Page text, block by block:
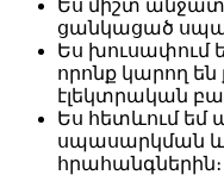
Ես միշտ
ցանկացած
Ես խուսափում
որոնք կարող են
էլեկտրական
Ես հետևում եմ
սպասարկման և
հրահանգներին։